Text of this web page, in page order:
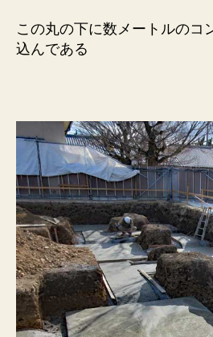
この丸の下に数メートルのコ
込んである